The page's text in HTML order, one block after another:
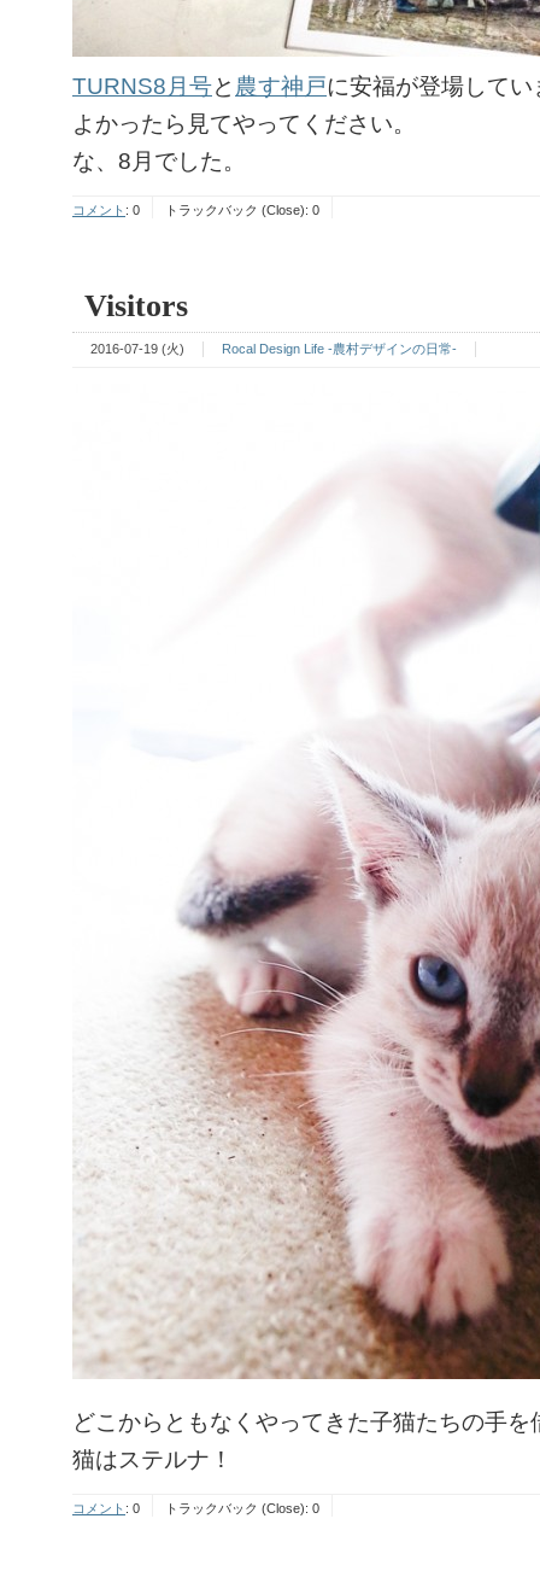
TURNS8月号と 農す神戸に安福が登場してい
よかったら見てやってください。
な、8月でした。
コメント : 0 トラックバック (Close): 0
Visitors
2016-07-19 (火) Rocal Design Life -農村デザインの日常-
どこからともなくやってきた子猫たちの手
猫はステルナ！
コメント : 0 トラックバック (Close): 0